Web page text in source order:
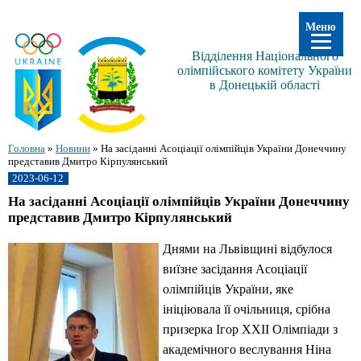
Відділення Національного
олімпійського комітету України
в Донецькій області
Головна » Новини » На засіданні Асоціації олімпійців України Донеччину
представив Дмитро Кірпулянський
2023-06-12
На засіданні Асоціації олімпійців України Донеччину
представив Дмитро Кірпулянський
Днями на Львівщині відбулося
виїзне засідання Асоціації
олімпійців України, яке
ініціювала її очільниця, срібна
призерка Ігор ХХII Олімпіади з
академічного веслування Ніна
Меню